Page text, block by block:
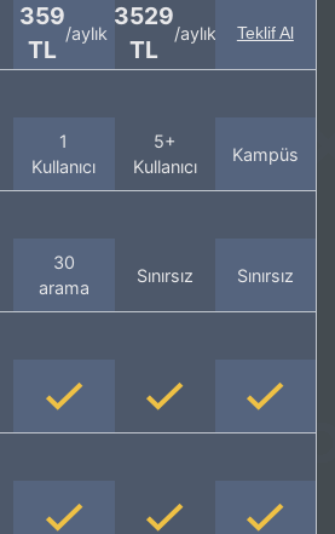
359
TL
/aylık
3529
TL
/aylık Teklif Al
1
Kullanıcı
5+
Kullanıcı
Kampüs
30
arama
Sınırsız Sınırsız